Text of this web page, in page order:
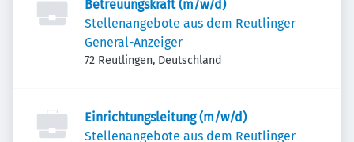
Betreuungskraft (m/w/d)
Stellenangebote aus dem Reutlinger
General-Anzeiger
72 Reutlingen, Deutschland
Einrichtungsleitung (m/w/d)
Stellenangebote aus dem Reutlinger